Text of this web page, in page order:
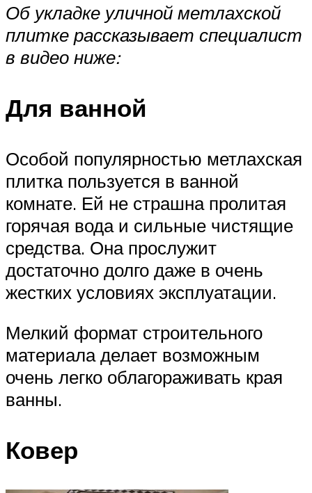
Об укладке уличной метлахской
плитке рассказывает специалист
в видео ниже:
Для ванной
Особой популярностью метлахская
плитка пользуется в ванной
комнате. Ей не страшна пролитая
горячая вода и сильные чистящие
средства. Она прослужит
достаточно долго даже в очень
жестких условиях эксплуатации.
Мелкий формат строительного
материала делает возможным
очень легко облагораживать края
ванны.
Ковер